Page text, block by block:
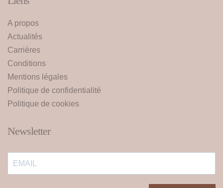
A propos
Actualités
Carrières
Conditions
Mentions légales
Politique de confidentialité
Politique de cookies
Newsletter